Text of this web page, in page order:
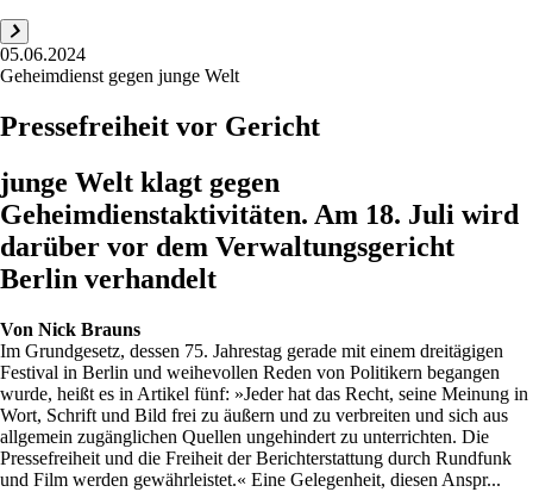
05.06.2024
Geheimdienst gegen junge Welt
Pressefreiheit vor Gericht
junge Welt klagt gegen
Geheimdienstaktivitäten. Am 18. Juli wird
darüber vor dem Verwaltungsgericht
Berlin verhandelt
Von Nick Brauns
Im Grundgesetz, dessen 75. Jahrestag gerade mit einem dreitägigen
Festival in Berlin und weihevollen Reden von Politikern begangen
wurde, heißt es in Artikel fünf: »Jeder hat das Recht, seine Meinung in
Wort, Schrift und Bild frei zu äußern und zu verbreiten und sich aus
allgemein zugänglichen Quellen ungehindert zu unterrichten. Die
Pressefreiheit und die Freiheit der Berichterstattung durch Rundfunk
und Film werden gewährleistet.« Eine Gelegenheit, diesen Anspr...